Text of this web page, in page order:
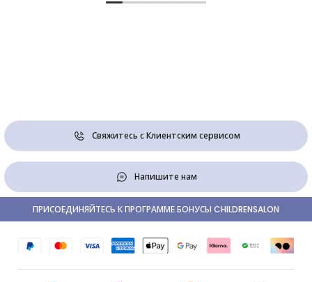
Свяжитесь с Клиентским сервисом
Напишите нам
ПРИСОЕДИНЯЙТЕСЬ К ПРОГРАММЕ БОНУСЫ CHILDRENSALON